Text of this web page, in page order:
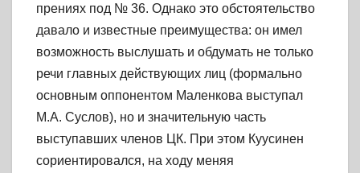
прениях под № 36. Однако это обстоятельство
давало и известные преимущества: он имел
возможность выслушать и обдумать не только
речи главных действующих лиц (формально
основным оппонентом Маленкова выступал
М.А. Суслов), но и значительную часть
выступавших членов ЦК. При этом Куусинен
сориентировался, на ходу меняя